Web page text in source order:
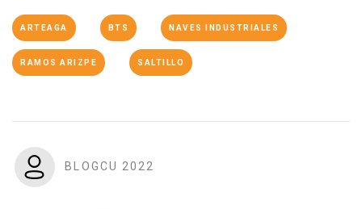
ARTEAGA BTS NAVES INDUSTRIALES
RAMOS ARIZPE SALTILLO
BLOGCU 2022